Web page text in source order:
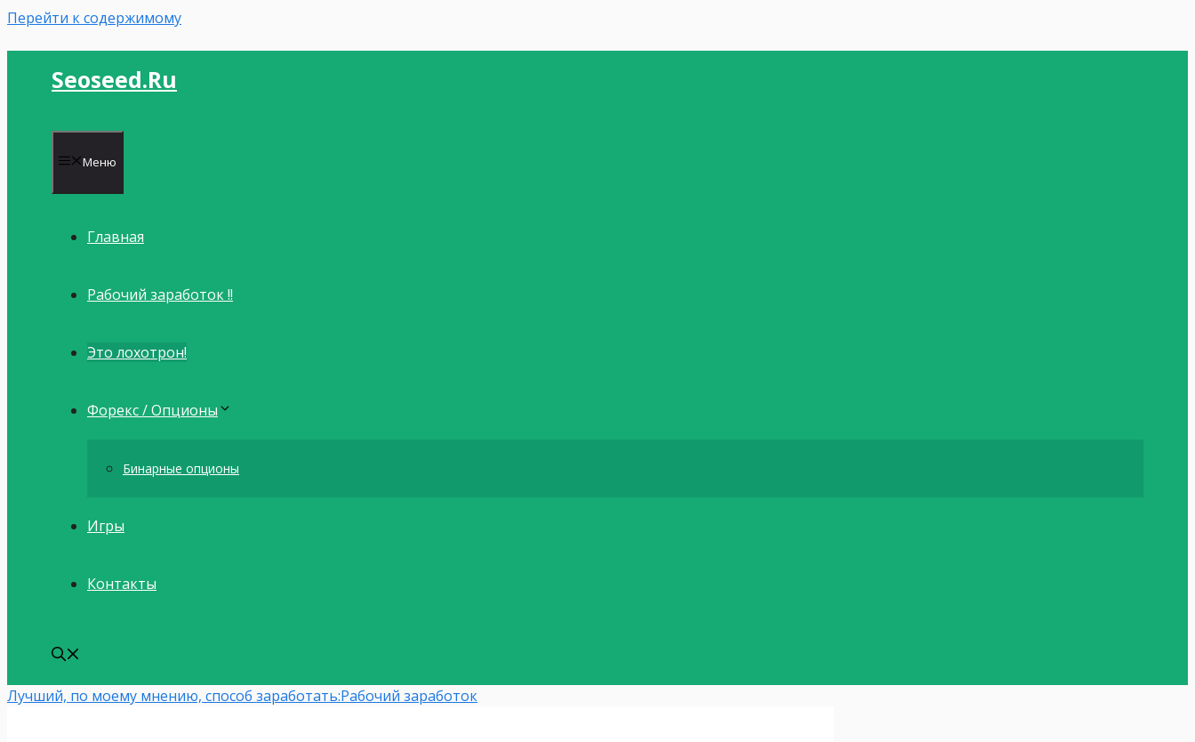
Перейти к содержимому
Seoseed.ru
Меню
Главная
Рабочий заработок !!
Это лохотрон!
Форекс / Опционы
Бинарные опционы
Игры
Контакты
Лучший, по моему мнению, способ заработать:Рабочий заработок